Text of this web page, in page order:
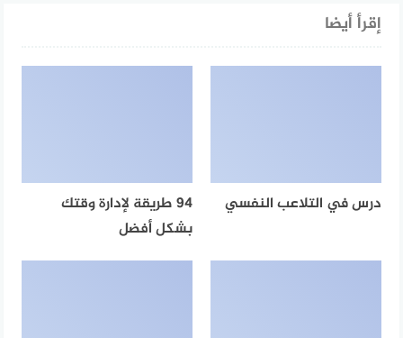
إقرأ أيضا
درس في التلاعب النفسي
94 طريقة لإدارة وقتك
بشكل أفضل